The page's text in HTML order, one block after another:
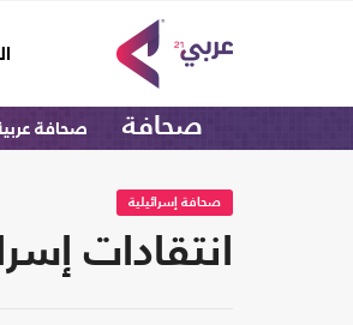
صحافة صحافة
صحافة إسرائيلية
انتقادات